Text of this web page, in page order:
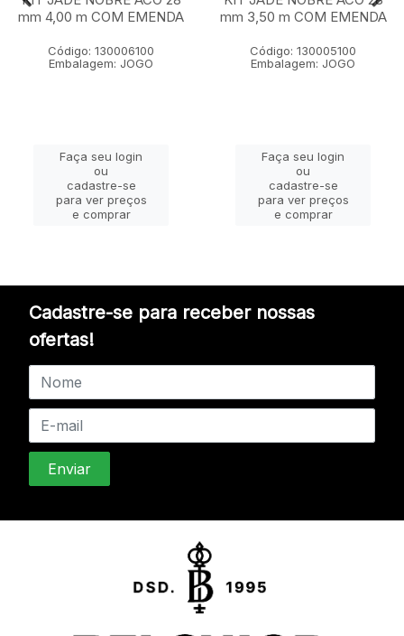
mm 4,00 m COM EMENDA
Código: 130006100
Embalagem: JOGO
Faça seu login
ou
cadastre-se
para ver preços
e comprar
mm 3,50 m COM EMENDA
Código: 130005100
Embalagem: JOGO
Faça seu login
ou
cadastre-se
para ver preços
e comprar
Cadastre-se para receber nossas
ofertas!